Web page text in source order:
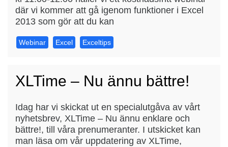
där vi kommer att gå igenom funktioner i Excel
2013 som gör att du kan
Webinar Excel Exceltips
XLTime – Nu ännu bättre!
Idag har vi skickat ut en specialutgåva av vårt
nyhetsbrev, XLTime – Nu ännu enklare och
bättre!, till våra prenumeranter. I utskicket kan
man läsa om vår uppdatering av XLTime,